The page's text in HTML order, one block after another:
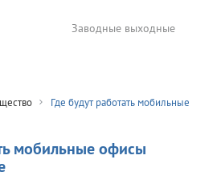
Заводные выходные
Где будут работать мобильные
мобильные офисы